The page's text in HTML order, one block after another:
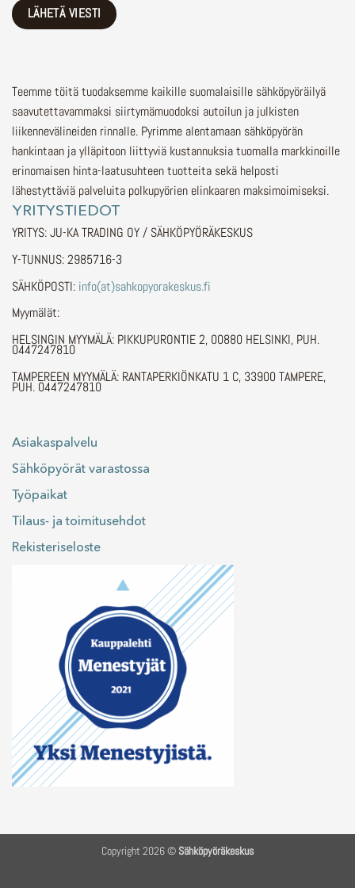
Teemme töitä tuodaksemme kaikille suomalaisille sähköpyöräilyä
saavutettavammaksi siirtymämuodoksi autoilun ja julkisten
liikennevälineiden rinnalle. Pyrimme alentamaan sähköpyörän
hankintaan ja ylläpitoon liittyviä kustannuksia tuomalla markkinoille
erinomaisen hinta-laatusuhteen tuotteita sekä helposti
lähestyttäviä palveluita polkupyörien elinkaaren maksimoimiseksi.
YRITYSTIEDOT
YRITYS: JU-KA TRADING OY / SÄHKÖPYÖRÄKESKUS
Y-TUNNUS: 2985716-3
SÄHKÖPOSTI: info(at)sahkopyorakeskus.fi
Myymälät:
HELSINGIN MYYMÄLÄ: PIKKUPURONTIE 2, 00880 HELSINKI, PUH.
0447247810
TAMPEREEN MYYMÄLÄ: RANTAPERKIÖNKATU 1 C, 33900 TAMPERE,
PUH. 0447247810
Asiakaspalvelu
Sähköpyörät varastossa
Työpaikat
Tilaus- ja toimitusehdot
Rekisteriseloste
Copyright 2026 © Sähköpyöräkeskus